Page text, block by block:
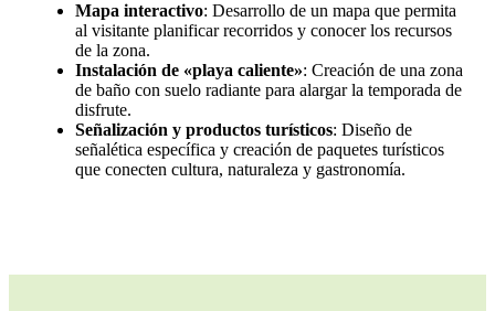
Mapa interactivo: Desarrollo de un mapa que permita
al visitante planificar recorridos y conocer los recursos
de la zona.
Instalación de «playa caliente»: Creación de una zona
de baño con suelo radiante para alargar la temporada de
disfrute.
Señalización y productos turísticos: Diseño de
señalética específica y creación de paquetes turísticos
que conecten cultura, naturaleza y gastronomía.